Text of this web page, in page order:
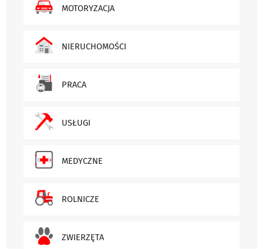
MOTORYZACJA
NIERUCHOMOŚCI
PRACA
USŁUGI
MEDYCZNE
ROLNICZE
ZWIERZĘTA